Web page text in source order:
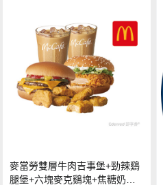
麥當勞雙層牛肉吉事堡+勁辣鷄
腿堡+六塊麥克鷄塊+焦糖奶茶